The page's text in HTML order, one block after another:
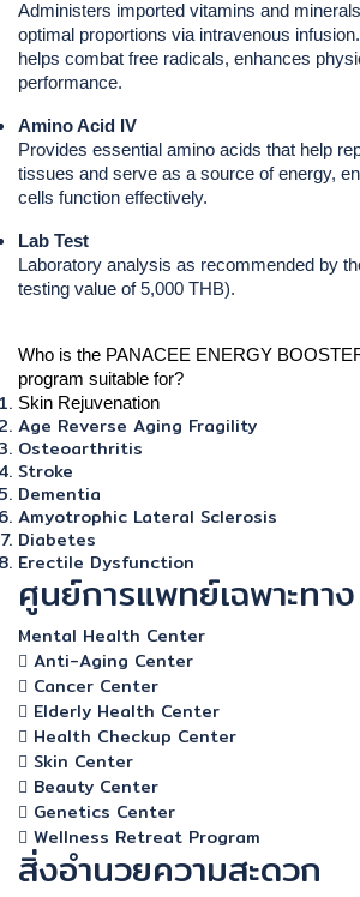
Administers imported vitamins and
optimal proportions via intravenous
helps combat free radicals, enhances
performance.
Amino Acid IV
Provides essential amino acids that help
tissues and serve as a source of energy,
cells function effectively.
Lab Test
Laboratory analysis as recommended by
testing value of 5,000 THB).
Who is the PANACEE ENERGY
program suitable for?
Skin Rejuvenation
Age Reverse Aging Fragility
Osteoarthritis
Stroke
Dementia
Amyotrophic Lateral Sclerosis
Diabetes
Erectile Dysfunction
ศูนย์การแพทย์เฉพาะทาง
Mental Health Center
Anti-Aging Center
Cancer Center
Elderly Health Center
Health Checkup Center
Skin Center
Beauty Center
Genetics Center
Wellness Retreat Program
สิ่งอำนวยความสะดวก